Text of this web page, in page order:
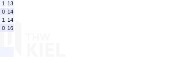
1
13
0 14
1
14
0 16